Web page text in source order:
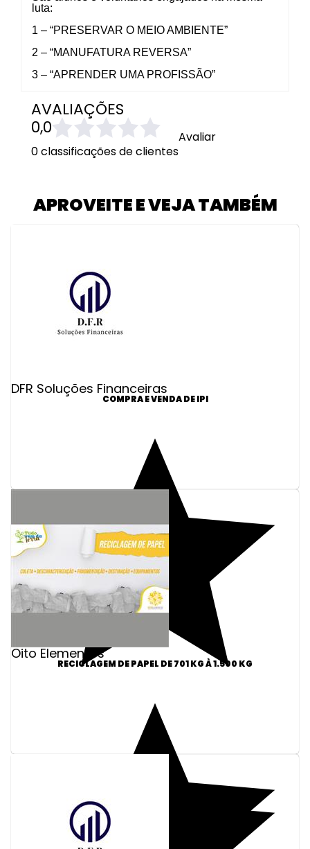
luta:
1 – “PRESERVAR O MEIO AMBIENTE”
2 – “MANUFATURA REVERSA”
3 – “APRENDER UMA PROFISSÃO”
AVALIAÇÕES
0,0
0 classificações de clientes
Avaliar
APROVEITE E VEJA TAMBÉM
DFR Soluções Financeiras
COMPRA E VENDA DE IPI
Oito Elementos
RECICLAGEM DE PAPEL DE 701 KG À 1.500 KG